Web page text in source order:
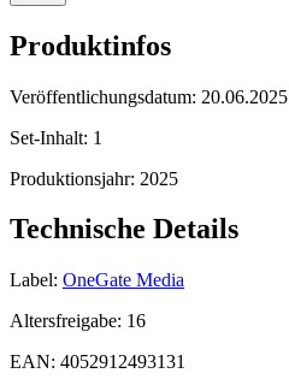
Produktinfos
Veröffentlichungsdatum: 20.06.2025
Set-Inhalt: 1
Produktionsjahr: 2025
Technische Details
Label: OneGate Media
Altersfreigabe: 16
EAN: 4052912493131